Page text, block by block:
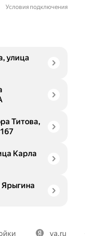
Условия подключения
улица
Титова,
Карла
Ярыгина
ya.ru